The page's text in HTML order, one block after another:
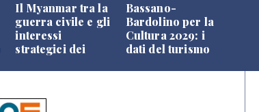
Il Myanmar tra la
guerra civile e gli
interessi
strategici dei
Bassano-
Bardolino per la
Cultura 2029: i
dati del turismo